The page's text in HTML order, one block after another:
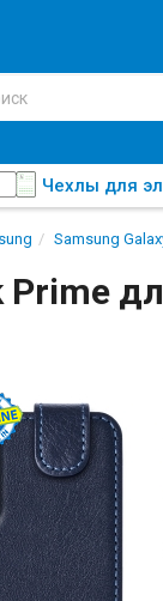
Чехлы для
Samsung